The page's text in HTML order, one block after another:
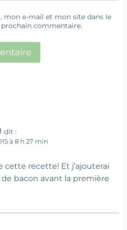
mon e-mail et mon site dans le
commentaire.
dit :
à 8 h 27 min
cette recette! Et j’ajouterai
bacon avant la première